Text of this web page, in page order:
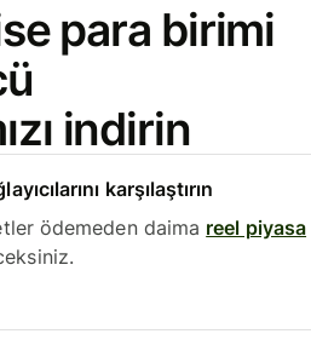
para birimi
indirin
karşılaştırın
ödemeden daima reel piyasa